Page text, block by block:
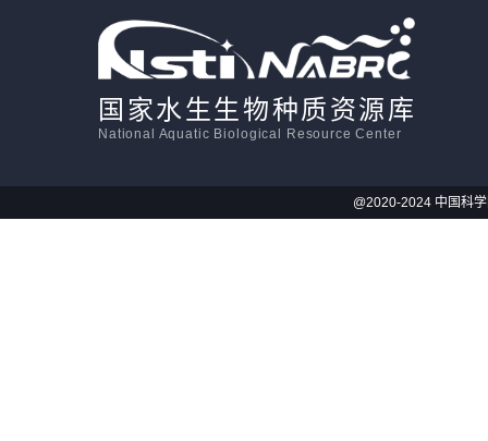
国家水生生物种质资源库
National Aquatic Biological Resource Center
@2020-2024 中国科